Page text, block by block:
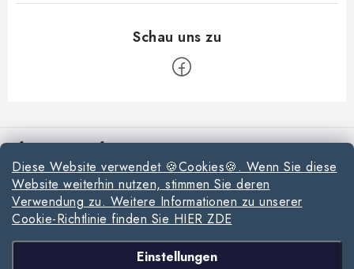
Diese Website verwendet 🍪Cookies🍪. Wenn Sie diese
Website weiterhin nutzen, stimmen Sie deren
Verwendung zu. Weitere Informationen zu unserer
Cookie-Richtlinie finden Sie HIER ZDE
Einstellungen
u
ß Informationen für Sie
Reklamationen und Rücksendungen
Richtlinien zur Verwendung von Cookies
Datenschutzerklärung
Wir akzeptieren online-Zahlungen